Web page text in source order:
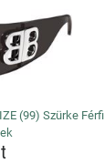
(99) Szürke Férfi